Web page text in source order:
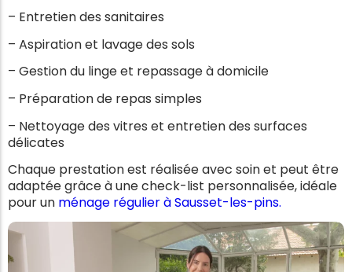
– Entretien des sanitaires
– Aspiration et lavage des sols
– Gestion du linge et repassage à domicile
– Préparation de repas simples
– Nettoyage des vitres et entretien des surfaces
délicates
Chaque prestation est réalisée avec soin et peut être
adaptée grâce à une check-list personnalisée, idéale
pour un ménage régulier à Sausset-les-pins.